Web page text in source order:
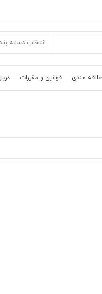
انتخاب دسته
علاقه مندی قوانین و مقررات